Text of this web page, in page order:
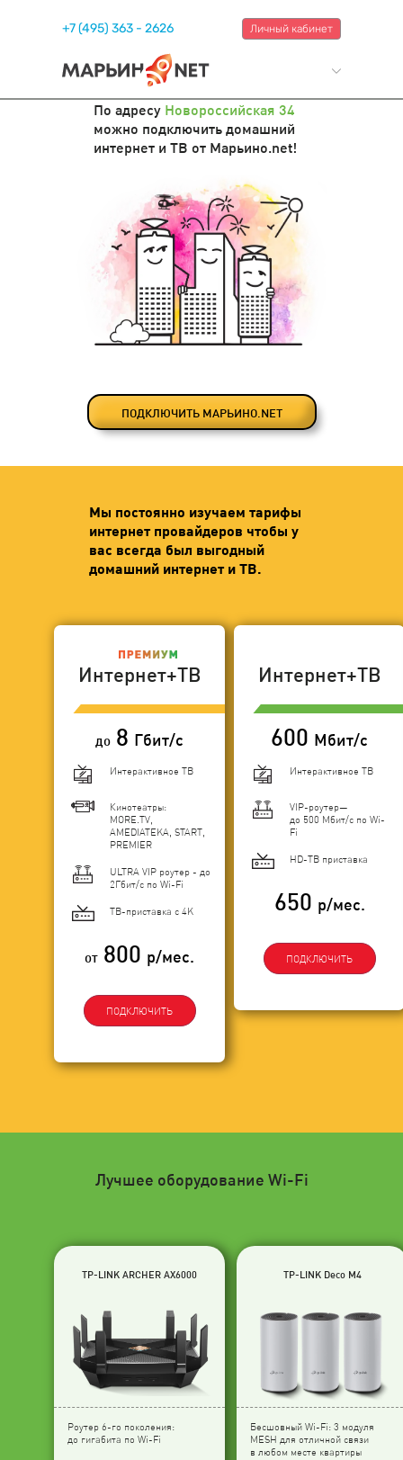
+7 (495) 363 - 2626 Личный кабинет
По адресу Новороссийская 34
можно подключить домашний
интернет и ТВ от Марьино.net!
ПОДКЛЮЧИТЬ МАРЬИНО.NET
Мы постоянно изучаем тарифы
интернет провайдеров чтобы у
вас всегда был выгодный
домашний интернет и ТВ.
Интернет+ТВ
до 8 Гбит/с
Интерактивное ТВ
Кинотеатры:
MORE.TV,
AMEDIATEKA, START,
PREMIER
ULTRA VIP роутер - до
2Гбит/c по Wi-Fi
ТВ-приставка с 4K
от 800 р/мес.
ПОДКЛЮЧИТЬ
Интернет+ТВ
600 Мбит/с
Интерактивное ТВ
VIP-роутер—
до 500 Мбит/с по Wi-
Fi
HD-ТВ приставка
650 р/мес.
ПОДКЛЮЧИТЬ
Лучшее оборудование Wi-Fi
TP-LINK ARCHER AX6000
Роутер 6-го поколения:
до гигабита по Wi-Fi
TP-LINK Deco M4
Бесшовный Wi-Fi: 3 модуля
МESH для отличной связи
в любом месте квартиры